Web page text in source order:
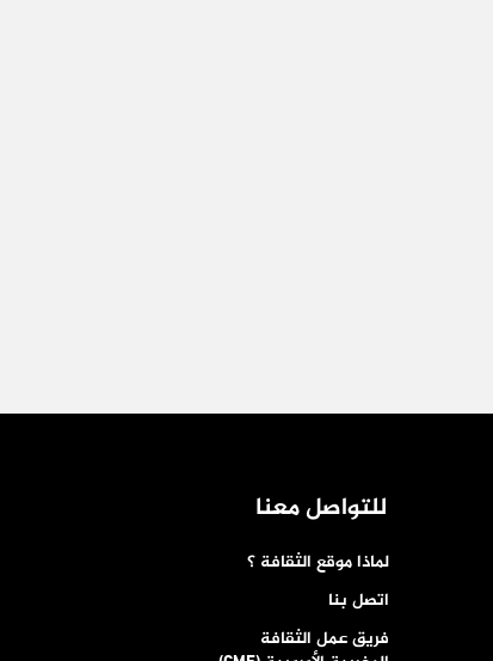
للتواصل معنا
لماذا موقع الثقافة ؟
اتصل بنا
فريق عمل الثقافة